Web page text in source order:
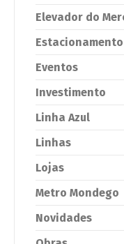
Elevador do
Estacionamento
Eventos
Investimento
Linha Azul
Linhas
Lojas
Metro Mondego
Novidades